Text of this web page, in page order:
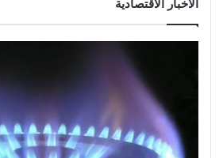
الأخبار الاقتصادية